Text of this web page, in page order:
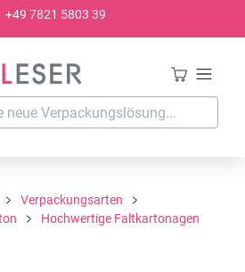
+49 7821 5803 39
Verpackungsarten
Hochwertige Faltkartonagen